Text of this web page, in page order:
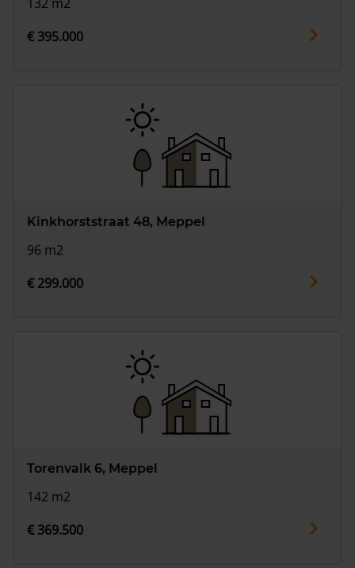
€ 395.000
Kinkhorststraat 48, Meppel
96 m2
€ 299.000
Torenvalk 6, Meppel
142 m2
€ 369.500